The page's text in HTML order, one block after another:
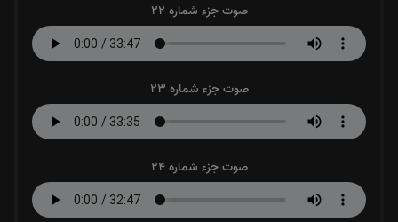
صوت جزء شماره 22
صوت جزء شماره 23
صوت جزء شماره 24